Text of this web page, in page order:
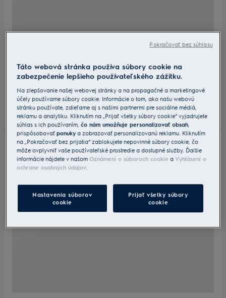
Táto webová stránka používa súbory cookie na
zabezpečenie lepšieho používateľského zážitku.
Na zlepšovanie našej webovej stránky a na propagačné a marketingové
účely používame súbory cookie. Informácie o tom, ako našu webovú
stránku používate, zdieľame aj s našimi partnermi pre sociálne médiá,
reklamu a analytiku. Kliknutím na „Prijať všetky súbory cookie“ vyjadrujete
súhlas s ich používaním,čo nám umožňuje personalizovať obsah,
prispôsobovaťponuky a zobrazovať personalizovanú reklamu. Kliknutím
na „Pokračovať bez prijatia“ zablokujete nepovinné súbory cookie, čo
môže ovplyvniť vaše používateľské prostredie a dostupné služby. Ďalšie
informácie nájdete v našomOznámení o súboroch cookie a Vyhlásení o
ochrane osobných údajov.
Nastavenia súborov
cookie
Prijať všetky súbory
cookie
Pokračovať bez súhlasu